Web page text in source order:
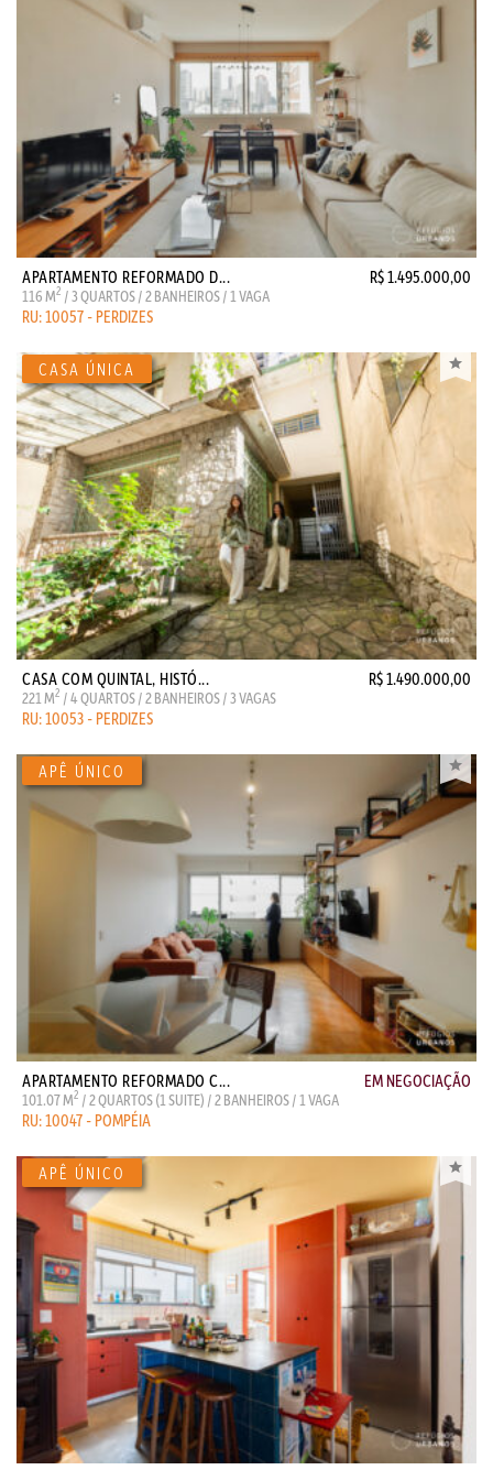
APARTAMENTO REFORMADO D... R$ 1.495.000,00
116 M2 / 3 QUARTOS / 2 BANHEIROS / 1 VAGA
RU: 10057 - PERDIZES
CASA COM QUINTAL, HISTÓ... R$ 1.490.000,00
221 M2 / 4 QUARTOS / 2 BANHEIROS / 3 VAGAS
RU: 10053 - PERDIZES
APARTAMENTO REFORMADO C... EM NEGOCIAÇÃO
101.07 M2 / 2 QUARTOS (1 SUITE) / 2 BANHEIROS / 1 VAGA
RU: 10047 - POMPÉIA